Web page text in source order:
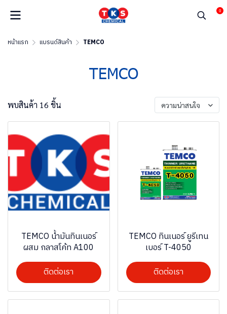
0
หน้าแรก แบรนด์สินค้า TEMCO
TEMCO
พบสินค้า 16 ชิ้น ความน่าสนใจ
TEMCO น้ำมันทินเนอร์
ผสม กลาสโค้ท A100
ติดต่อเรา
TEMCO ทินเนอร์ ยูรีเทน
เบอร์ T-4050
ติดต่อเรา